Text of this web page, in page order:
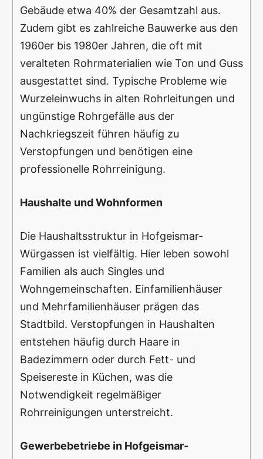
Gebäude etwa 40% der Gesamtzahl aus.
Zudem gibt es zahlreiche Bauwerke aus den
1960er bis 1980er Jahren, die oft mit
veralteten Rohrmaterialien wie Ton und Guss
ausgestattet sind. Typische Probleme wie
Wurzeleinwuchs in alten Rohrleitungen und
ungünstige Rohrgefälle aus der
Nachkriegszeit führen häufig zu
Verstopfungen und benötigen eine
professionelle Rohrreinigung.
Haushalte und Wohnformen
Die Haushaltsstruktur in Hofgeismar-
Würgassen ist vielfältig. Hier leben sowohl
Familien als auch Singles und
Wohngemeinschaften. Einfamilienhäuser
und Mehrfamilienhäuser prägen das
Stadtbild. Verstopfungen in Haushalten
entstehen häufig durch Haare in
Badezimmern oder durch Fett- und
Speisereste in Küchen, was die
Notwendigkeit regelmäßiger
Rohrreinigungen unterstreicht.
Gewerbebetriebe in Hofgeismar-